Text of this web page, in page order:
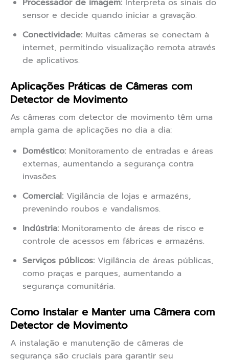
Processador de imagem: Interpreta os sinais do
sensor e decide quando iniciar a gravação.
Conectividade: Muitas câmeras se conectam à
internet, permitindo visualização remota através
de aplicativos.
Aplicações Práticas de Câmeras com
Detector de Movimento
As câmeras com detector de movimento têm uma
ampla gama de aplicações no dia a dia:
Doméstico: Monitoramento de entradas e áreas
externas, aumentando a segurança contra
invasões.
Comercial: Vigilância de lojas e armazéns,
prevenindo roubos e vandalismos.
Indústria: Monitoramento de áreas de risco e
controle de acessos em fábricas e armazéns.
Serviços públicos: Vigilância de áreas públicas,
como praças e parques, aumentando a
segurança comunitária.
Como Instalar e Manter uma Câmera com
Detector de Movimento
A instalação e manutenção de câmeras de
segurança são cruciais para garantir seu